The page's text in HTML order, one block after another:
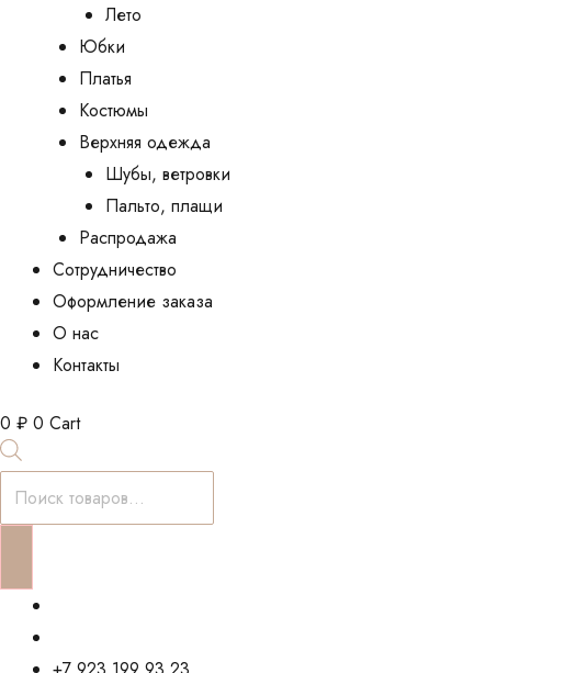
Лето
Юбки
Платья
Костюмы
Верхняя одежда
Шубы, ветровки
Пальто, плащи
Распродажа
Сотрудничество
Оформление заказа
О нас
Контакты
0 ₽ 0 Cart
Поиск
товаров